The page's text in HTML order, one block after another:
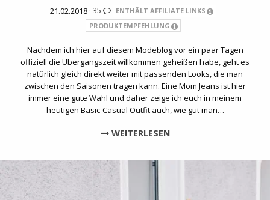
21.02.2018 · 35
ENTHÄLT AFFILIATE LINKS
PRODUKTEMPFEHLUNG
Nachdem ich hier auf diesem Modeblog vor ein paar Tagen
offiziell die Übergangszeit willkommen geheißen habe, geht es
natürlich gleich direkt weiter mit passenden Looks, die man
zwischen den Saisonen tragen kann. Eine Mom Jeans ist hier
immer eine gute Wahl und daher zeige ich euch in meinem
heutigen Basic-Casual Outfit auch, wie gut man…
WEITERLESEN